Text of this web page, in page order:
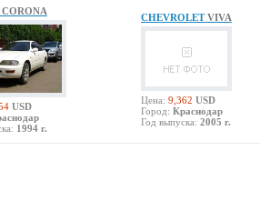
CORONA
USD
1994 г.
CHEVROLETVIVA
Цена: 9,362 USD
Город: Краснодар
Год выпуска: 2005 г.